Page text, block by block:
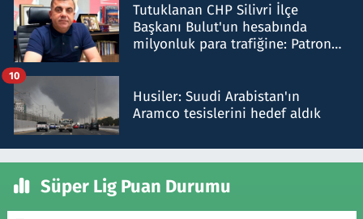
Tutuklanan CHP Silivri İlçe
Başkanı Bulut'un hesabında
milyonluk para trafiğine: Patron
Husiler: Suudi Arabistan'ın
Aramco tesislerini hedef aldık
10
Süper Lig Puan Durumu